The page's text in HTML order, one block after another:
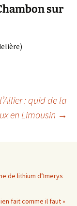
sur
: quid de la
en Limousin →
de lithium d’Imerys
fait comme il faut »